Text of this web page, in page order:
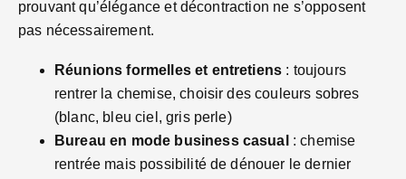
prouvant qu’élégance et décontraction ne s’opposent
pas nécessairement.
Réunions formelles et entretiens : toujours
rentrer la chemise, choisir des couleurs sobres
(blanc, bleu ciel, gris perle)
Bureau en mode business casual : chemise
rentrée mais possibilité de dénouer le dernier